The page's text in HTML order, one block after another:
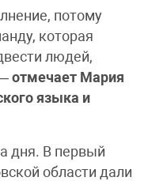
потому
которая
людей,
отмечает Мария
языка и
дня. В первый
области дали